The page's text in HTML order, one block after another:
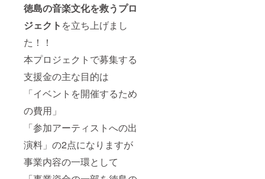
徳島の音楽文化を救うプロ
ジェクト を立ち上げまし
た！！
本プロジェクトで募集する
支援金の主な目的は
「イベントを開催するため
の費用」
「参加アーティストへの出
演料」の2点になりますが
事業内容の一環として